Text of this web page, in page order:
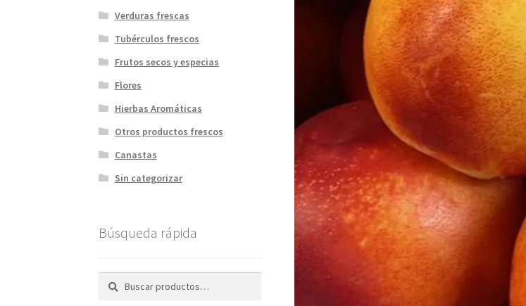
Verduras frescas
Tubérculos frescos
Frutos secos y especias
Flores
Hierbas Aromáticas
Otros productos frescos
Canastas
Sin categorizar
Búsqueda rápida
Buscar
Buscar